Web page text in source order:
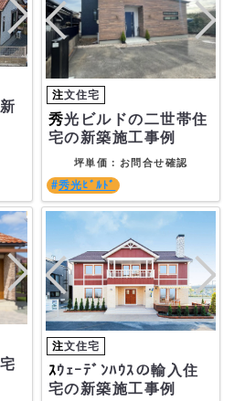
秀光ビルドの二世帯住
宅の新築施工事例
坪単価：お問合せ確認
秀光ﾋﾞﾙﾄﾞ
ｽｳｪｰﾃﾞﾝﾊｳｽの輸入住
宅の新築施工事例